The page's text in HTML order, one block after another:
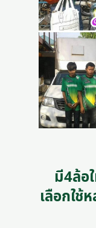
มี4ล้อ
เลือกใช้